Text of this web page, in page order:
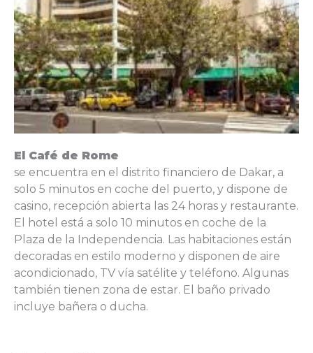
El Café de Rome
se encuentra en el distrito financiero de Dakar, a
solo 5 minutos en coche del puerto, y dispone de
casino, recepción abierta las 24 horas y restaurante.
El hotel está a solo 10 minutos en coche de la
Plaza de la Independencia. Las habitaciones están
decoradas en estilo moderno y disponen de aire
acondicionado, TV vía satélite y teléfono. Algunas
también tienen zona de estar. El baño privado
incluye bañera o ducha.